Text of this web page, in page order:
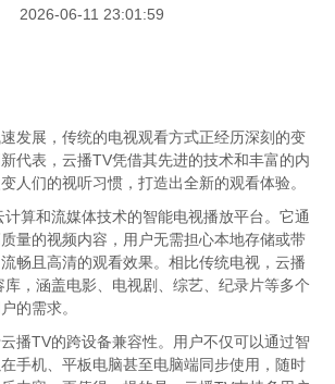
2026-06-11 23:01:59
发展，传统的电视观看方式正经历深刻的变
代表，云播TV凭借其先进的技术和丰富的内
人们的视听习惯，打造出全新的观看体验。
算和流媒体技术的智能电视播放平台。它通
量的视频内容，用户无需担心本地存储或带
畅且高清的观看效果。相比传统电视，云播
，涵盖电影、电视剧、综艺、纪录片等多个
的需求。
播TV的跨设备兼容性。用户不仅可以通过智
手机、平板电脑甚至电脑端同步使用，随时